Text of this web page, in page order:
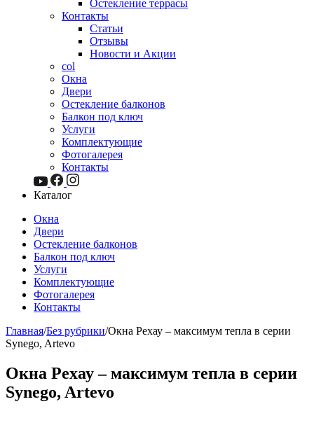
Остекление террасы
Контакты
Статьи
Отзывы
Новости и Акции
col
Окна
Двери
Остекление балконов
Балкон под ключ
Услуги
Комплектующие
Фотогалерея
Контакты
Каталог
Окна
Двери
Остекление балконов
Балкон под ключ
Услуги
Комплектующие
Фотогалерея
Контакты
Главная/Без рубрики/Окна Рехау – максимум тепла в серии
Synego, Artevo
Окна Рехау – максимум тепла в серии
Synego, Artevo